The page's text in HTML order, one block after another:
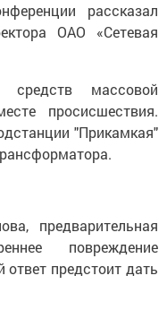
рассказал
ОАО «Сетевая
средств массовой
просисшествия.
"Прикамкая"
предварительная
повреждение
предстоит дать